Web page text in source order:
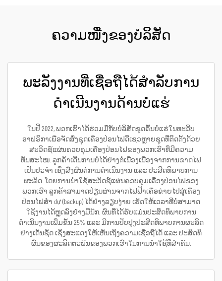
ຄວາມໜື່ງຂອງບໍລິສັດ
ພະລັງງານທີ່ເຊື່ອຖືໄດ້ສຳລັບການ
ດຳເນີນງານດ້ານບໍ່ແຮ່
ໃນປີ 2022, ພວກເຮົາໄດ້ຮ່ວມມືກັບບໍລິສັດຂຸດຄົ້ນບໍ່ແຮ່ໃນທະວີບ
ອາຟຣິກາເພື່ອຈັດສົ່ງຊຸດເຄື່ອງປ່ອນໄຟດີເຊວຫຼາຍຊຸດທີ່ຕິດຕັ້ງດ້ວຍ
ສະວິດຊ໌ແຜ່ນຄວບຄຸມເຄື່ອງປ່ອນໄຟຂອງພວກເຮົາທີ່ມີຄວາມ
ທັນສະໄໝ. ລູກຄ້າເດີນການບໍ່ໄດ້ຢ່າງຕໍ່ເນື່ອງເນື່ອງຈາກການຂາດໄຟ
ເປັນປະຈຳ ເຊິ່ງສົ່ງຜົນຕໍ່ການດຳເນີນງານ ແລະ ປະສິດທິພາບການ
ຜະລິດ. ໂດຍການນຳໃຊ້ສະວິດຊ໌ແຜ່ນຄວບຄຸມເຄື່ອງປ່ອນໄຟຂອງ
ພວກເຮົາ ລູກຄ້າສາມາດປ່ຽນຜ່ານຈາກໄຟຟ້າເຄືອຂ່າຍໄປສູ່ເຄື່ອງ
ປ່ອນໄຟສຳ dự (backup) ໄດ້ຢ່າງລຽບງ່າຍ ເຮັດໃຫ້ເວລາທີ່ບໍ່ສາມາດ
ໃຊ້ງານໄດ້ຫຼຸດລົງຢ່າງມີນັກ. ຜົນທີ່ໄດ້ຮັບແມ່ນປະສິດທິພາບການ
ດຳເນີນງານເພີ່ມຂຶ້ນ 25% ແລະ ມີການປັບປຸງປະສິດທິພາບການຜະລິດ
ຢ່າງເດັ່ນຊັດ ເຊິ່ງສະແດງໃຫ້ເຫັນເຖິງຄວາມເຊື່ອຖືໄດ້ ແລະ ປະສິດທິ
ຜົນຂອງຜະລິດຕະພັນຂອງພວກເຮົາໃນການນຳໃຊ້ທີ່ສຳຄັນ.